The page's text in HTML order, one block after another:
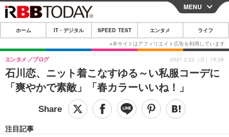
CLOSE
ホーム
IT・デジタル
IT・デジタルTOP スマートフォン
ショッピング その他
SPEED TEST
エンタメTOP 映画・ドラマ
MENU
ホーム IT・デジタル SPEED TEST エンタメ ライフ
石川恋、ニット着こなすゆる～い私服コーデに
「爽やかで素敵」「春カラーいいね！」
エンタメ ブログ
注目記事
2021.2.22（月）18:28